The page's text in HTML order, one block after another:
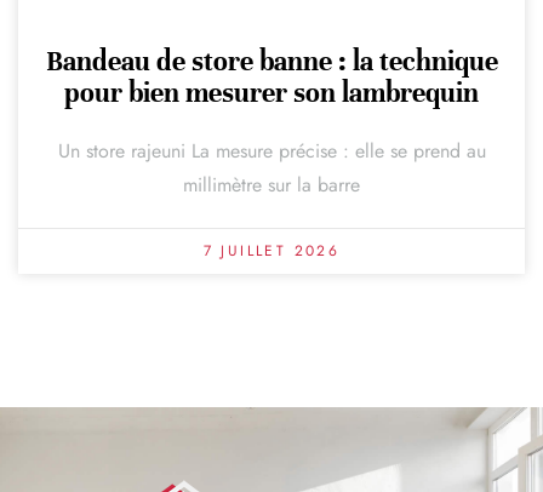
Bandeau de store banne : la technique
pour bien mesurer son lambrequin
Un store rajeuni La mesure précise : elle se prend au
millimètre sur la barre
7 JUILLET 2026